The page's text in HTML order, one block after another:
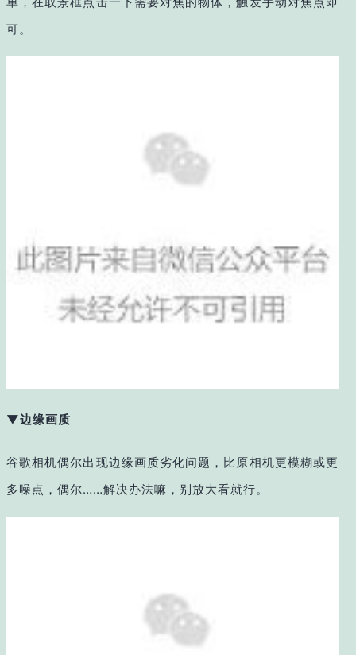
可。
▼边缘画质
谷歌相机偶尔出现边缘画质劣化问题，比原相机更模糊或更
多噪点，偶尔……解决办法嘛，别放大看就行。